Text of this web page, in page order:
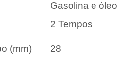
Gasolina e óleo
2 Tempos
(mm) 28